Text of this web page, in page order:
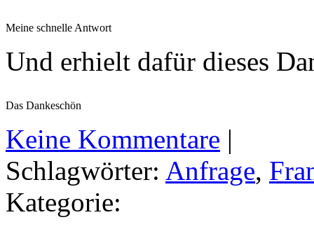
Meine schnelle Antwort
Und erhielt dafür dieses
Das Dankeschön
Keine Kommentare |
Schlagwörter: Anfrage,
Kategorie: